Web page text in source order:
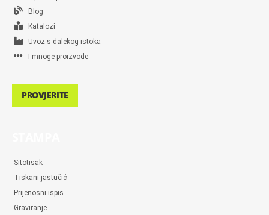
Blog
Katalozi
Uvoz s dalekog istoka
I mnoge proizvode
PROVJERITE
Sitotisak
Tiskani jastučić
Prijenosni ispis
Graviranje